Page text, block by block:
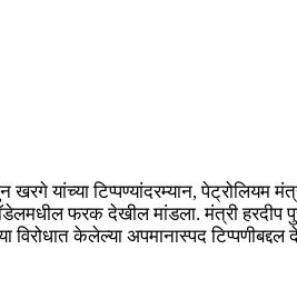
यांच्या टिप्पण्यांदरम्यान, पेट्रोलियम
फरक देखील मांडला. मंत्री
विरोधात केलेल्या अपमानास्पद